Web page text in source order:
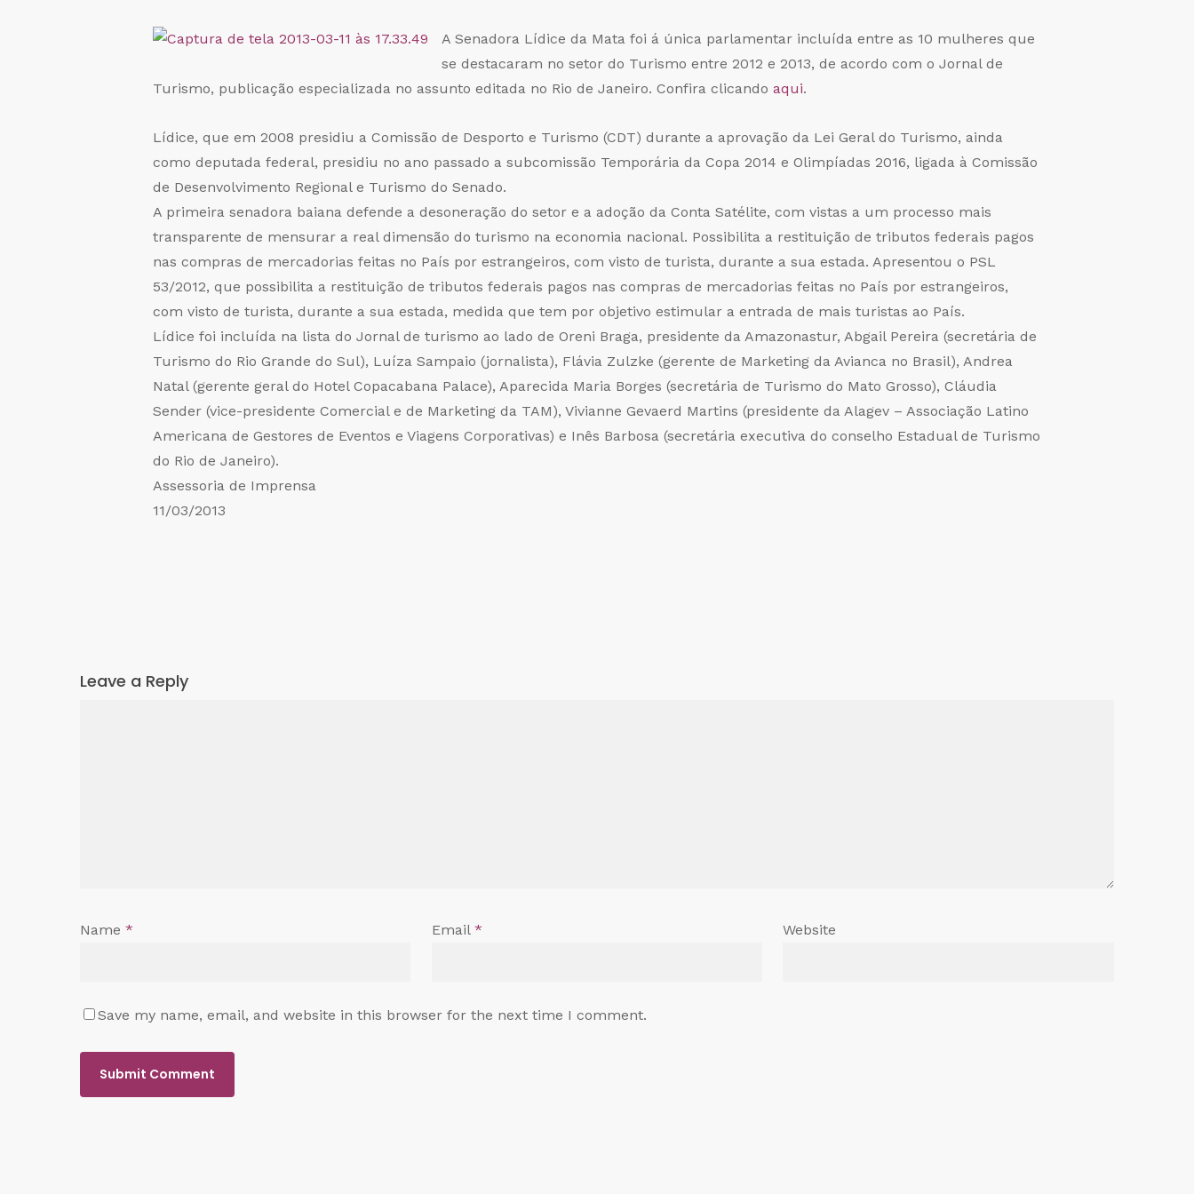
A Senadora Lídice da Mata foi á única parlamentar incluída entre as 10 mulheres que
se destacaram no setor do Turismo entre 2012 e 2013, de acordo com o Jornal de
Turismo, publicação especializada no assunto editada no Rio de Janeiro. Confira clicando aqui.
Lídice, que em 2008 presidiu a Comissão de Desporto e Turismo (CDT) durante a aprovação da Lei Geral do Turismo, ainda
como deputada federal, presidiu no ano passado a subcomissão Temporária da Copa 2014 e Olimpíadas 2016, ligada à Comissão
de Desenvolvimento Regional e Turismo do Senado.
A primeira senadora baiana defende a desoneração do setor e a adoção da Conta Satélite, com vistas a um processo mais
transparente de mensurar a real dimensão do turismo na economia nacional. Possibilita a restituição de tributos federais pagos
nas compras de mercadorias feitas no País por estrangeiros, com visto de turista, durante a sua estada. Apresentou o PSL
53/2012, que possibilita a restituição de tributos federais pagos nas compras de mercadorias feitas no País por estrangeiros,
com visto de turista, durante a sua estada, medida que tem por objetivo estimular a entrada de mais turistas ao País.
Lídice foi incluída na lista do Jornal de turismo ao lado de Oreni Braga, presidente da Amazonastur, Abgail Pereira (secretária de
Turismo do Rio Grande do Sul), Luíza Sampaio (jornalista), Flávia Zulzke (gerente de Marketing da Avianca no Brasil), Andrea
Natal (gerente geral do Hotel Copacabana Palace), Aparecida Maria Borges (secretária de Turismo do Mato Grosso), Cláudia
Sender (vice-presidente Comercial e de Marketing da TAM), Vivianne Gevaerd Martins (presidente da Alagev – Associação Latino
Americana de Gestores de Eventos e Viagens Corporativas) e Inês Barbosa (secretária executiva do conselho Estadual de Turismo
do Rio de Janeiro).
Assessoria de Imprensa
11/03/2013
Leave a Reply
Name * Email * Website
Save my name, email, and website in this browser for the next time I comment.